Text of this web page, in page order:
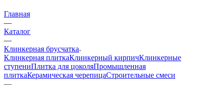
Главная
—
Каталог
—
Клинкерная брусчатка
Клинкерная плиткаКлинкерный кирпичКлинкерные
ступениПлитка для цоколяПромышленная
плиткаКерамическая черепицаСтроительные смеси